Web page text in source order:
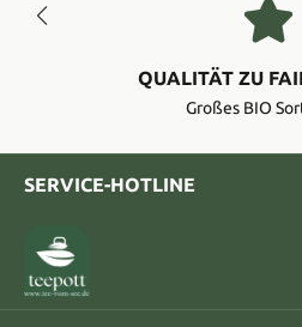
QUALITÄT ZU
Großes BIO
SERVICE-HOTLINE